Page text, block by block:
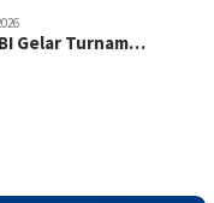
Gelar Turnam…